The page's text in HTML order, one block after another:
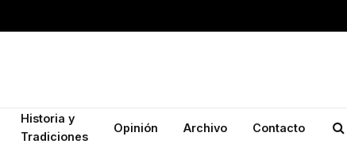
Historia y
Tradiciones
Opinión Archivo Contacto